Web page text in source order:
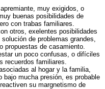
muy exigidos, o
buenas posibilidades de
con trabas familiares.
otros, exelentes posibilidades
de problemas grandes,
propuestas de casamiento.
un poco confusas, o difíciles
recuerdos familiares.
al hogar y la familia,
bajo mucha presión, es probable
su margnetismo de